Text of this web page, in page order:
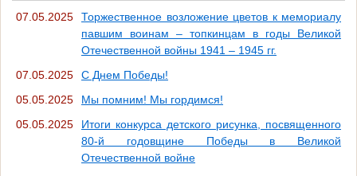
07.05.2025
Торжественное возложение цветов к мемориалу
павшим воинам – топкинцам в годы Великой
Отечественной войны 1941 – 1945 гг.
07.05.2025
С Днем Победы!
05.05.2025
Мы помним! Мы гордимся!
05.05.2025
Итоги конкурса детского рисунка, посвященного
80-й годовщине Победы в Великой
Отечественной войне